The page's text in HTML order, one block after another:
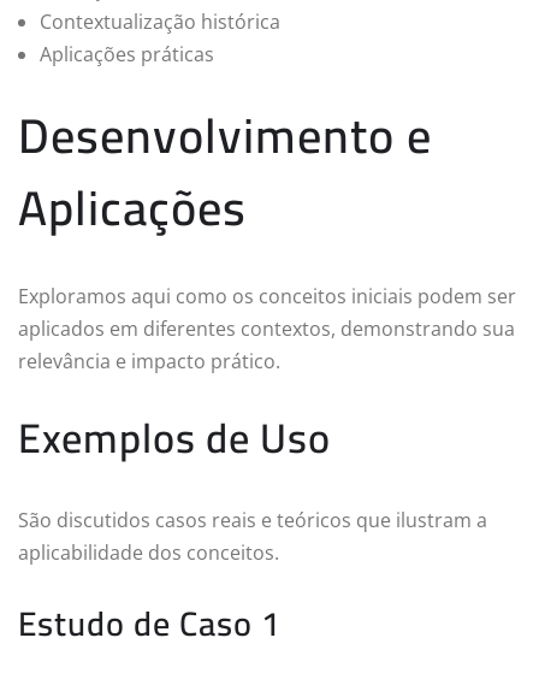
Contextualização histórica
Aplicações práticas
Desenvolvimento e
Aplicações
Exploramos aqui como os conceitos iniciais podem ser
aplicados em diferentes contextos, demonstrando sua
relevância e impacto prático.
Exemplos de Uso
São discutidos casos reais e teóricos que ilustram a
aplicabilidade dos conceitos.
Estudo de Caso 1